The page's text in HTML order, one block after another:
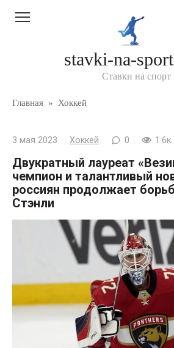
stavki-na-
Ставки на спорт
Главная » Хоккей
3 мая 2023 Хоккей 0 1.6к.
Двукратный лауреат
чемпион и талантливый
россиян продолжает
Стэнли